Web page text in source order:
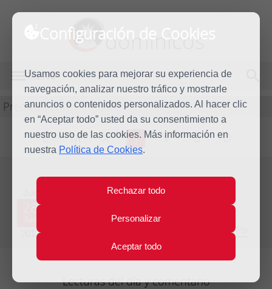
Configuración de Cookies
Usamos cookies para mejorar su experiencia de
navegación, analizar nuestro tráfico y mostrarle
anuncios o contenidos personalizados. Al hacer clic
en “Aceptar todo” usted da su consentimiento a
nuestro uso de las cookies. Más información en
nuestra Política de Cookies.
Rechazar todo
Personalizar
Aceptar todo
dominicos
MENÚ
Predicación
L M X J V S D
28
2012
Evangelio del día
Duodécima Semana del Tiempo Ordinario - Año Par
Lecturas del día y comentario